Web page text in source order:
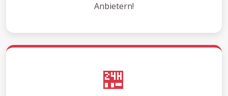
Anbietern!
🏪